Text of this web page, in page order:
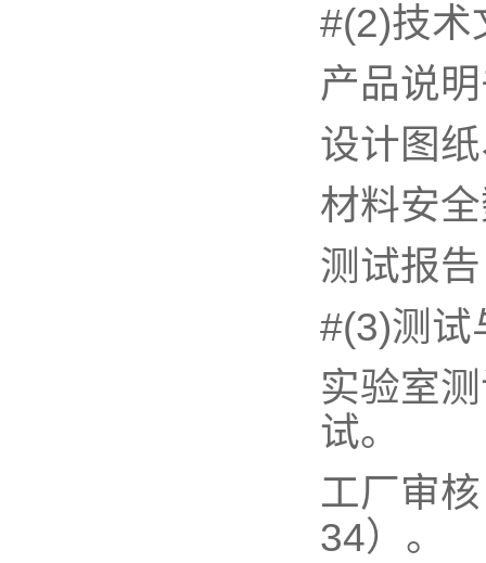
#(2)技术
产品说
设计图
材料安
测试报
#(3)测试
实验室
试。
工厂审
34）。